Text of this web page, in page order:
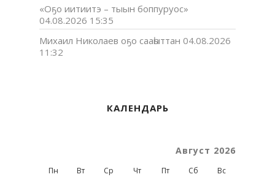
«Оҕо иитиитэ – тыын боппуруос»
04.08.2026 15:35
Михаил Николаев оҕо сааһыттан 04.08.2026
11:32
КАЛЕНДАРЬ
Август 2026
Пн Вт Ср Чт Пт Сб Вс